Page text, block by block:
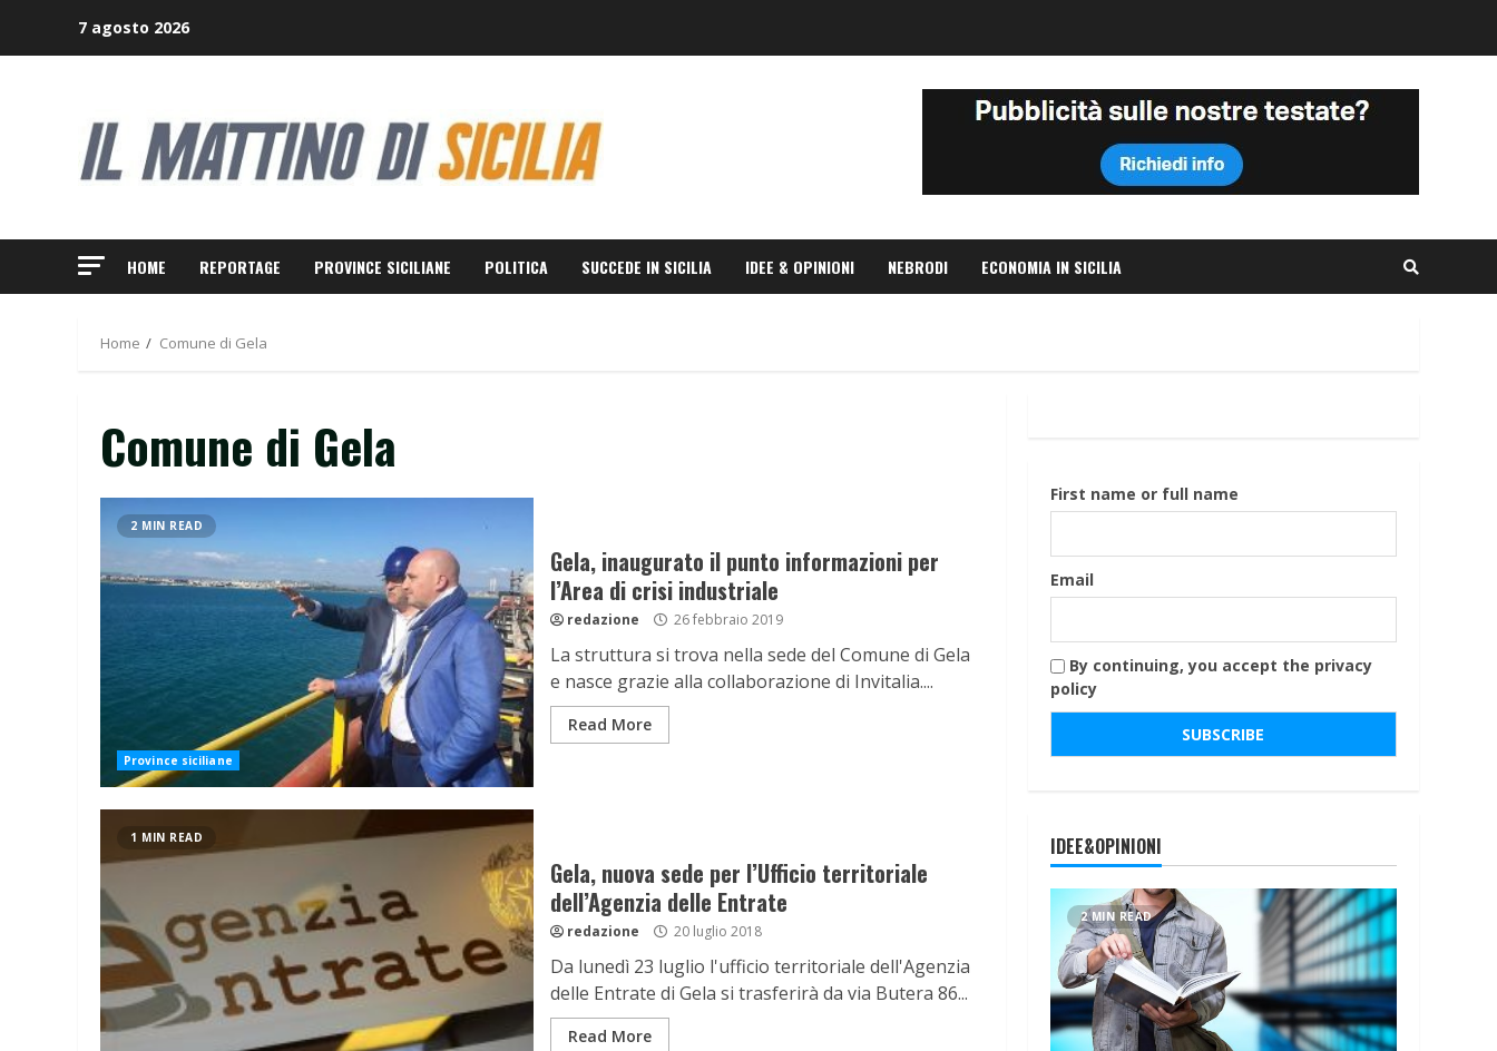
7 agosto 2026
HOME REPORTAGE PROVINCE SICILIANE POLITICA SUCCEDE IN SICILIA IDEE & OPINIONI NEBRODI ECONOMIA IN SICILIA
Home Comune di Gela
Comune di Gela
2 MIN READ
Province siciliane
Gela, inaugurato il punto informazioni per
l’Area di crisi industriale
redazione 26 febbraio 2019
La struttura si trova nella sede del Comune di Gela
e nasce grazie alla collaborazione di Invitalia....
Read More
1 MIN READ
Gela, nuova sede per l’Ufficio territoriale
dell’Agenzia delle Entrate
redazione 20 luglio 2018
Da lunedì 23 luglio l'ufficio territoriale dell'Agenzia
delle Entrate di Gela si trasferirà da via Butera 86...
Read More
First name or full name
Email
By continuing, you accept the privacy
policy
IDEE&OPINIONI
2 MIN READ